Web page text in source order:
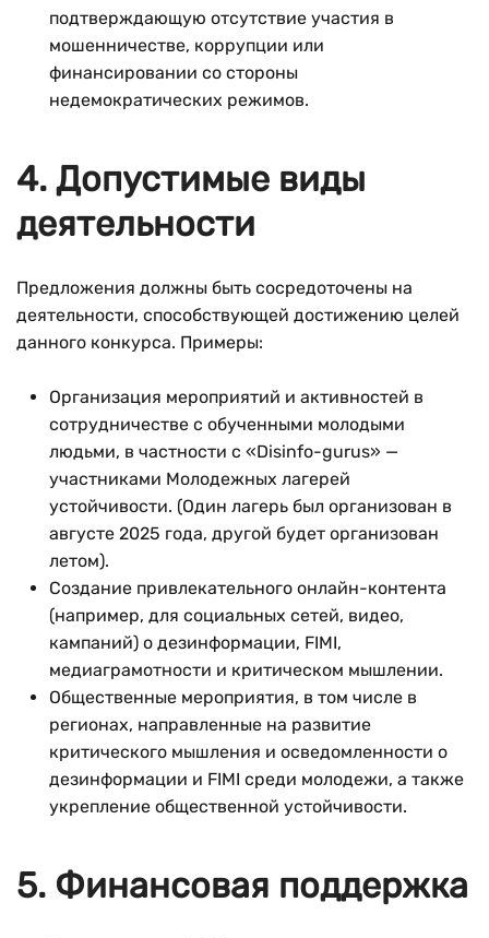
подтверждающую отсутствие участия в
мошенничестве, коррупции или
финансировании со стороны
недемократических режимов.
4. Допустимые виды
деятельности
Предложения должны быть сосредоточены на
деятельности, способствующей достижению целей
данного конкурса. Примеры:
Организация мероприятий и активностей в
сотрудничестве с обученными молодыми
людьми, в частности с «Disinfo-gurus» —
участниками Молодежных лагерей
устойчивости. (Один лагерь был организован в
августе 2025 года, другой будет организован
летом).
Создание привлекательного онлайн-контента
(например, для социальных сетей, видео,
кампаний) о дезинформации, FIMI,
медиаграмотности и критическом мышлении.
Общественные мероприятия, в том числе в
регионах, направленные на развитие
критического мышления и осведомленности о
дезинформации и FIMI среди молодежи, а также
укрепление общественной устойчивости.
5. Финансовая поддержка